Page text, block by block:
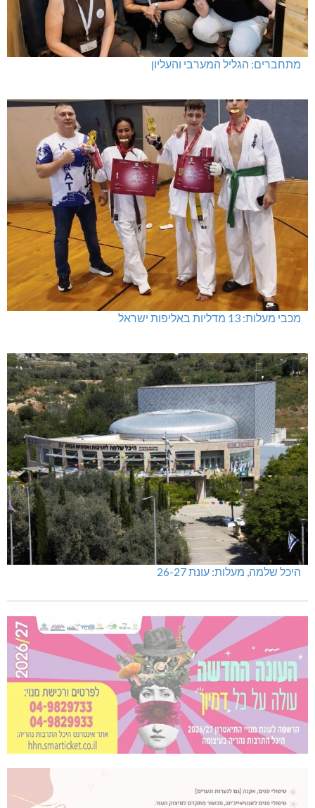
מתחברים: הגליל המערבי והעליון
מכבי מעלות: 13 מדליות באליפות ישראל
היכל שלמה, מעלות: עונת 26-27